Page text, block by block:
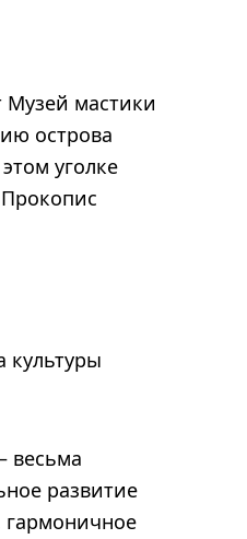
Музей мастики
острова
уголке
культуры
весьма
развитие
гармоничное